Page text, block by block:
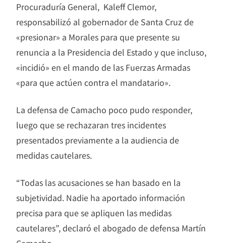
Procuraduría General, Kaleff Clemor,
responsabilizó al gobernador de Santa Cruz de
«presionar» a Morales para que presente su
renuncia a la Presidencia del Estado y que incluso,
«incidió» en el mando de las Fuerzas Armadas
«para que actúen contra el mandatario».
La defensa de Camacho poco pudo responder,
luego que se rechazaran tres incidentes
presentados previamente a la audiencia de
medidas cautelares.
“Todas las acusaciones se han basado en la
subjetividad. Nadie ha aportado información
precisa para que se apliquen las medidas
cautelares”, declaró el abogado de defensa Martín